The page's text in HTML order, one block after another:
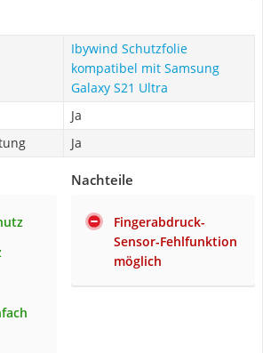
Ibywind Schutzfolie
kompatibel mit Samsung
Galaxy S21 Ultra
Ja
Ja
Nachteile
Fingerabdruck-
Sensor-Fehlfunktion
möglich